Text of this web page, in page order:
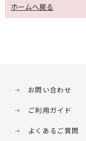
ホームへ戻る
お問い合わせ
ご利用ガイド
よくあるご質問